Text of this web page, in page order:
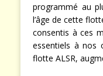
programmé au
l’âge de cette
consentis à ces
essentiels à nos
flotte ALSR,